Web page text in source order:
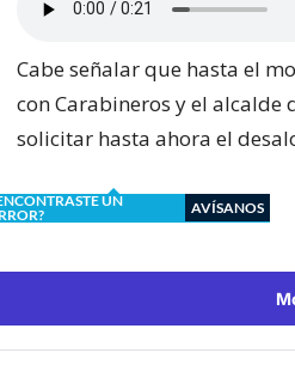
Cabe señalar que hasta el
con Carabineros y el alcalde
solicitar hasta ahora el
UN
AVÍSANOS